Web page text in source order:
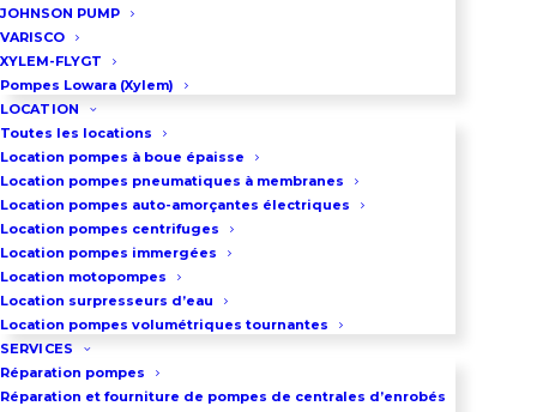
JOHNSON PUMP
VARISCO
XYLEM-FLYGT
Pompes Lowara (Xylem)
LOCATION
Toutes les locations
Location pompes à boue épaisse
Location pompes pneumatiques à membranes
Location pompes auto-amorçantes électriques
Location pompes centrifuges
Location pompes immergées
Location motopompes
Location surpresseurs d’eau
Location pompes volumétriques tournantes
SERVICES
Réparation pompes
Réparation et fourniture de pompes de centrales d’enrobés
déconnection des raccords
d’aspiration et de refoulement.
Un régulateur de pression fixé sur
la poignée de traction permet la
commande de la pompe
pneumatique. Cette pompe a été
sélectionnée par EDF pour sa
grande robustesse et sa longévité
légendaire.
VOIR LA PAGE DES SKIDS DE
POMPAGE